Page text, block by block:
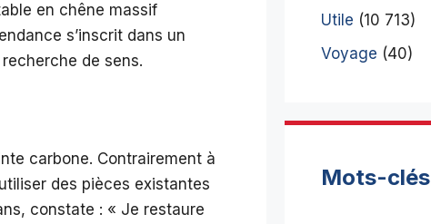
en chêne massif
s’inscrit dans un
de sens.
carbone. Contrairement à
des pièces existantes
constate : « Je restaure
Utile (10 713)
Voyage (40)
Mots-clés